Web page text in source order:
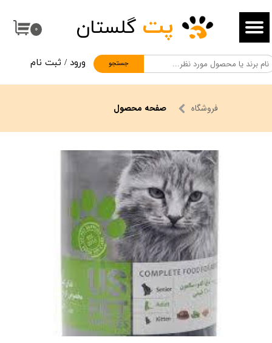
۰
جستجو
پت گلستان
ورود / ثبت نام
حساب کاربری من
تغییر گذر واژه
سفارشات
خروج از حساب کاربری
فروشگاه صفحه محصول